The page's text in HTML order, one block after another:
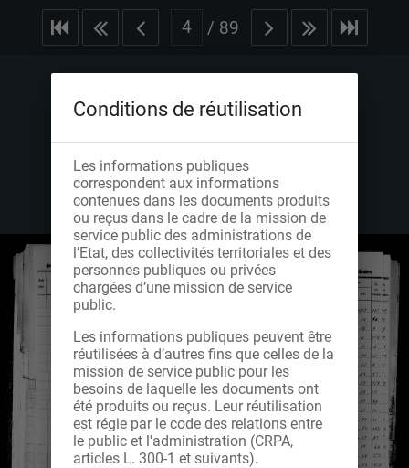
/ 89
Conditions de réutilisation
Les informations publiques
correspondent aux informations
contenues dans les documents produits
ou reçus dans le cadre de la mission de
service public des administrations de
l’Etat, des collectivités territoriales et des
personnes publiques ou privées
chargées d’une mission de service
public.
Les informations publiques peuvent être
réutilisées à d’autres fins que celles de la
mission de service public pour les
besoins de laquelle les documents ont
été produits ou reçus. Leur réutilisation
est régie par le code des relations entre
le public et l'administration (CRPA,
articles L. 300-1 et suivants).